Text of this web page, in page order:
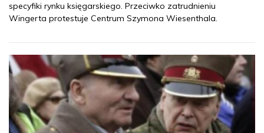
specyfiki rynku księgarskiego. Przeciwko zatrudnieniu
Wingerta protestuje Centrum Szymona Wiesenthala.